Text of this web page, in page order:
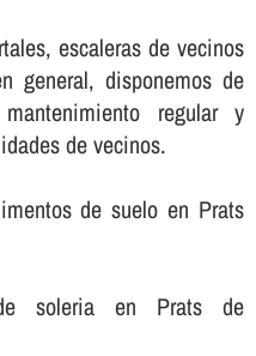
escaleras de vecinos
general, disponemos de
regular y
de vecinos.
de suelo en Prats
de soleria en Prats de